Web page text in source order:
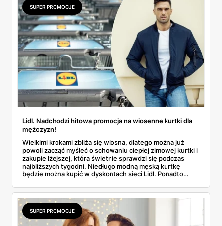
SUPER PROMOCJE
Lidl. Nadchodzi hitowa promocja na wiosenne kurtki dla
mężczyzn!
Wielkimi krokami zbliża się wiosna, dlatego można już
powoli zacząć myśleć o schowaniu ciepłej zimowej kurtki i
zakupie lżejszej, która świetnie sprawdzi się podczas
najbliższych tygodni. Niedługo modną męską kurtkę
będzie można kupić w dyskontach sieci Lidl. Ponadto
oferty promocyjnej.
SUPER PROMOCJE